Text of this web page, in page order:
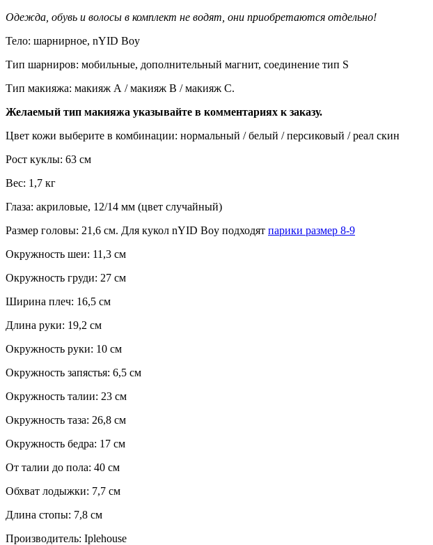
Одежда, обувь и волосы в комплект не водят, они приобретаются отдельно!
Тело: шарнирное, nYID Boy
Тип шарниров: мобильные, дополнительный магнит, соединение тип S
Тип макияжа: макияж А / макияж В / макияж С.
Желаемый тип макияжа указывайте в комментариях к заказу.
Цвет кожи выберите в комбинации: нормальный / белый / персиковый / реал скин
Рост куклы: 63 см
Вес: 1,7 кг
Глаза: акриловые, 12/14 мм (цвет случайный)
Размер головы: 21,6 см. Для кукол nYID Boy подходят парики размер 8-9
Окружность шеи: 11,3 см
Окружность груди: 27 см
Ширина плеч: 16,5 см
Длина руки: 19,2 см
Окружность руки: 10 см
Окружность запястья: 6,5 см
Окружность талии: 23 см
Окружность таза: 26,8 см
Окружность бедра: 17 см
От талии до пола: 40 см
Обхват лодыжки: 7,7 см
Длина стопы: 7,8 см
Производитель: Iplehouse